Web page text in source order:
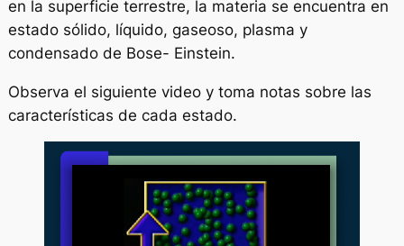
en la superficie terrestre, la materia se encuentra en
estado sólido, líquido, gaseoso, plasma y
condensado de Bose- Einstein.
Observa el siguiente video y toma notas sobre las
características de cada estado.